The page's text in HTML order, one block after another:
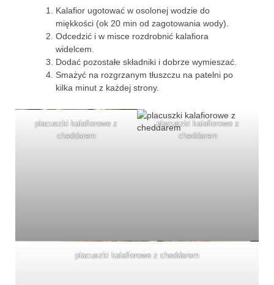
zapiekanki
chleby
sosy i pasty
fit
Kalafior ugotować w osolonej wodzie do
miękkości (ok 20 min od zagotowania wody).
Odcedzić i w misce rozdrobnić kalafiora
widelcem.
Dodać pozostałe składniki i dobrze wymieszać.
Smażyć na rozgrzanym tłuszczu na patelni po
kilka minut z każdej strony.
placuszki kalafiorowe z
cheddarem
placuszki kalafiorowe z
cheddarem
placuszki kalafiorowe z cheddarem